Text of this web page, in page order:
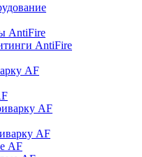
AntiFire
AntiFire
AF
AF
AF
AF